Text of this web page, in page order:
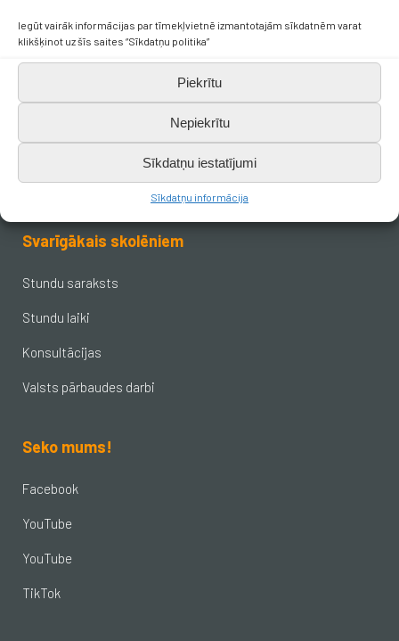
Iegūt vairāk informācijas par tīmekļvietnē izmantotajām sīkdatnēm varat
klikšķinot uz šīs saites “Sīkdatņu politika”
Piekrītu
Nepiekrītu
Sīkdatņu iestatījumi
Sīkdatņu informācija
+371 638 656 05
skola.broceni@saldus.lv
Svarīgākais skolēniem
Stundu saraksts
Stundu laiki
Konsultācijas
Valsts pārbaudes darbi
Seko mums!
Facebook
YouTube
YouTube
TikTok